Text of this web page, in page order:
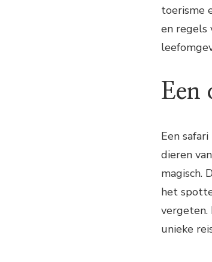
toerisme
en regels
Een
Een
dieren
magisch.
het
vergeten.
unieke